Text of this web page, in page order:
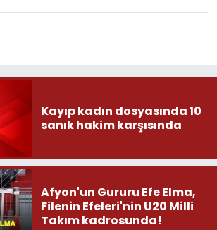
Kayıp kadın dosyasında 10
sanık hakim karşısında
Afyon'un Gururu Efe Elma,
Filenin Efeleri'nin U20 Milli
Takım kadrosunda!